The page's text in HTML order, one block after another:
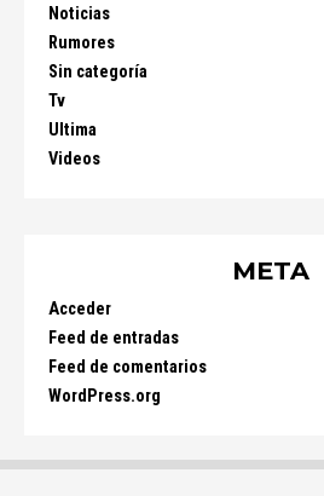
Noticias
Rumores
Sin categoría
Tv
Ultima
Videos
META
Acceder
Feed de entradas
Feed de comentarios
WordPress.org